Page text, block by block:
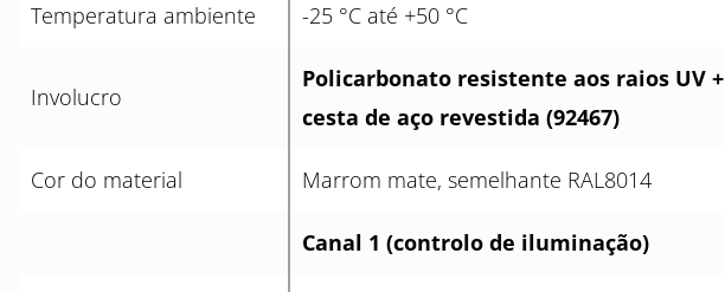
Temperatura ambiente -25 °C até +50 °C
Involucro
Policarbonato resistente aos raios UV +
cesta de aço revestida (92467)
Cor do material Marrom mate, semelhante RAL8014
Canal 1 (controlo de iluminação)